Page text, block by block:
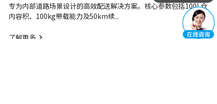
专为内部道路场景设计的高效配送解决方案。核心参数包括100L仓
内容积、100kg带载能力及50km续...
了解更多